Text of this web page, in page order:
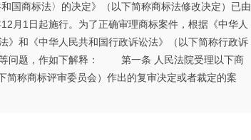
商标法〉的决定》（以下简称商标法修改决定）已由
月1日起施行。为了正确审理商标案件，根据《中华人
》和《中华人民共和国行政诉讼法》（以下简称行政诉
等问题，作如下解释： 第一条 人民法院受理以下商
称商标评审委员会）作出的复审决定或者裁定的案